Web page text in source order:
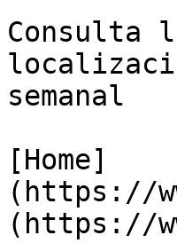
Consulta
semanal
[Home]
(https://
(https://